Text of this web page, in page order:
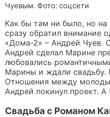
Чуевым. Фото: соцсети
Как бы там ни было, но
сразу обратил внимание
«Дома-2» – Андрей Чуев.
Андрей сделал Марине
любовались
Марины и ждали свадьбу.
Отношения между
Андрей покинул проект.
Свадьба с Романом